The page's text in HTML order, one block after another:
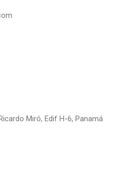
Miró, Edif H-6, Panamá